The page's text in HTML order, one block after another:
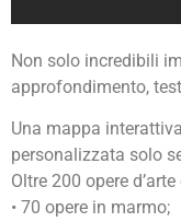
Non solo incredibili
approfondimento,
Una mappa
personalizzata solo
Oltre 200 opere
• 70 opere in marmo;